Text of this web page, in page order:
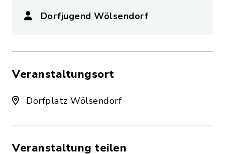
Dorfjugend Wölsendorf
Veranstaltungsort
Dorfplatz Wölsendorf
Veranstaltung teilen